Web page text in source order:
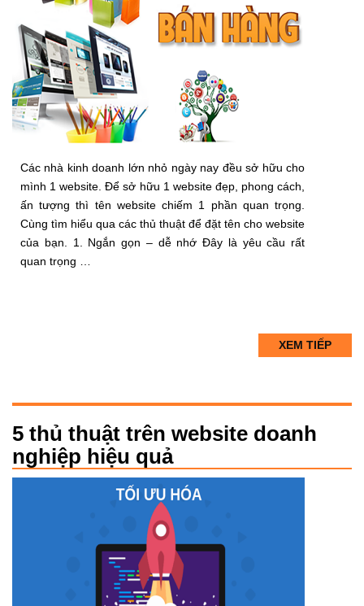
Các nhà kinh doanh lớn nhỏ ngày nay đều sở hữu cho
mình 1 website. Để sở hữu 1 website đẹp, phong cách,
ấn tượng thì tên website chiếm 1 phần quan trọng.
Cùng tìm hiểu qua các thủ thuật để đặt tên cho website
của bạn. 1. Ngắn gọn – dễ nhớ Đây là yêu cầu rất
quan trọng …
XEM TIẾP
5 thủ thuật trên website doanh
nghiệp hiệu quả